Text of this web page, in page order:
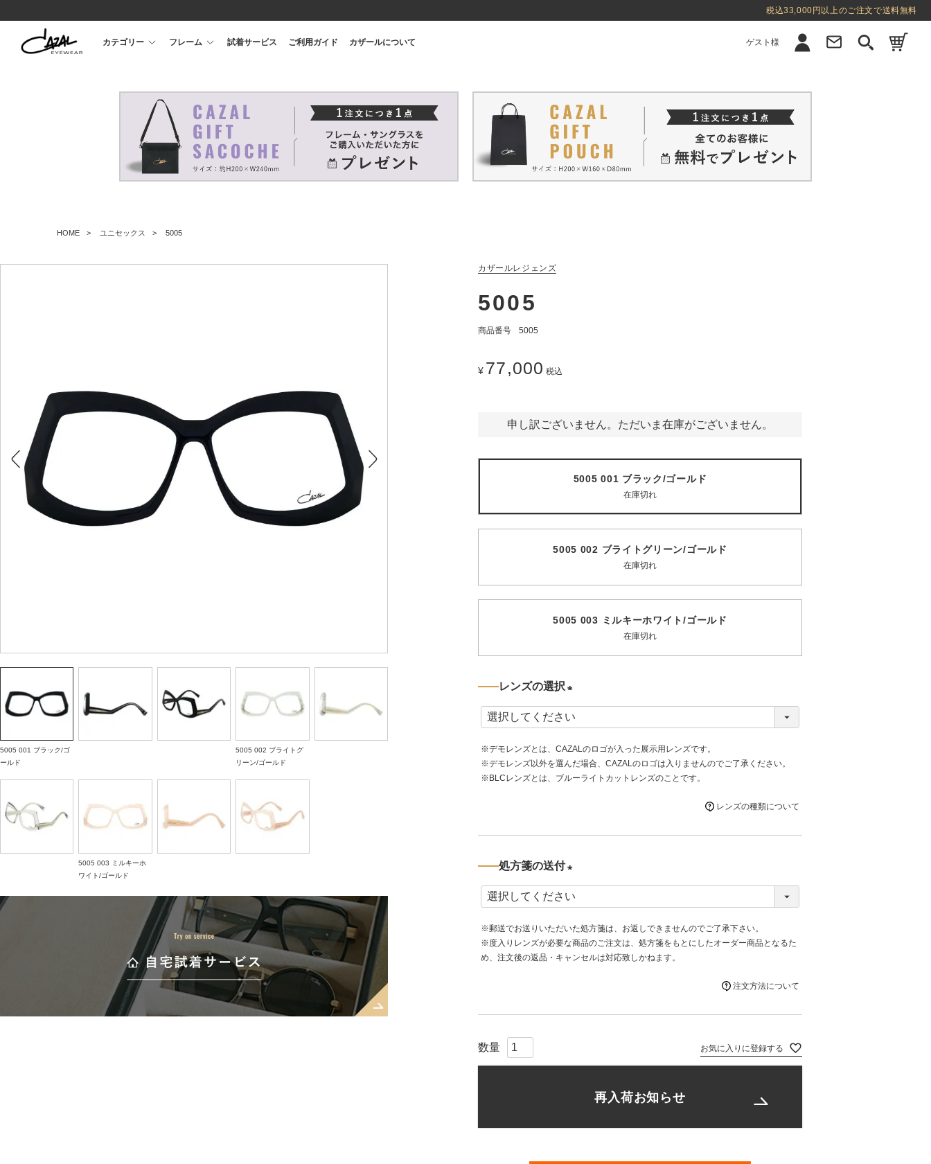
税込33,000円以上のご注文で送料無料
カテゴリー フレーム 試着サービス ご利用ガイド カザールについて ゲスト様
HOME ユニセックス 5005
5005 001 ブラック/ゴ
ールド
5005 002 ブライトグ
リーン/ゴールド
5005 003 ミルキーホ
ワイト/ゴールド
カザールレジェンズ
5005
商品番号 5005
¥ 77,000 税込
申し訳ございません。ただいま在庫がございません。
レンズの選択
必
須
)
※デモレンズとは、CAZALのロゴが入った展示用レンズです。
※デモレンズ以外を選んだ場合、CAZALのロゴは入りませんのでご了承ください。
※BLCレンズとは、ブルーライトカットレンズのことです。
レンズの種類について
処方箋の送付
必
須
)
※郵送でお送りいただいた処方箋は、お返しできませんのでご了承下さい。
※度入りレンズが必要な商品のご注文は、処方箋をもとにしたオーダー商品となるた
め、注文後の返品・キャンセルは対応致しかねます。
注文方法について
5005 001 ブラック/ゴールド
在庫切れ
5005 002 ブライトグリーン/ゴールド
在庫切れ
5005 003 ミルキーホワイト/ゴールド
在庫切れ
お気に入りに登録する
再入荷お知らせ